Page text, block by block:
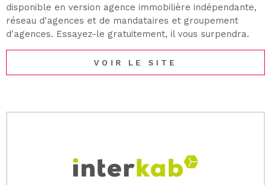
disponible en version agence immobilière indépendante,
réseau d'agences et de mandataires et groupement
d'agences. Essayez-le gratuitement, il vous surpendra.
VOIR LE SITE